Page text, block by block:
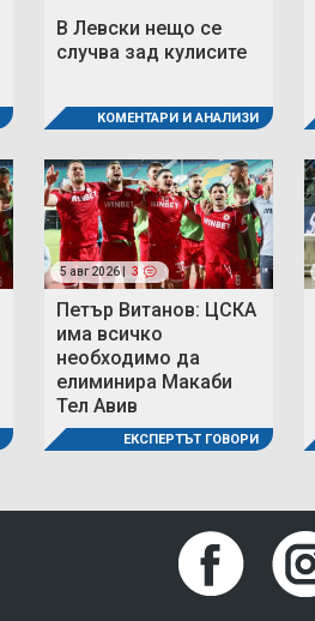
В Левски нещо се
случва зад кулисите
КОМЕНТАРИ И АНАЛИЗИ
5 авг 2026 | 3
Петър Витанов: ЦСКА
има всичко
необходимо да
елиминира Макаби
Тел Авив
ЕКСПЕРТЪТ ГОВОРИ